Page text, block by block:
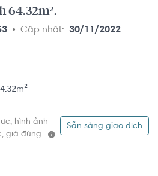
64.32m².
Cập nhật: 30/11/2022
hình ảnh
giá đúng
Sẵn sàng giao dịch